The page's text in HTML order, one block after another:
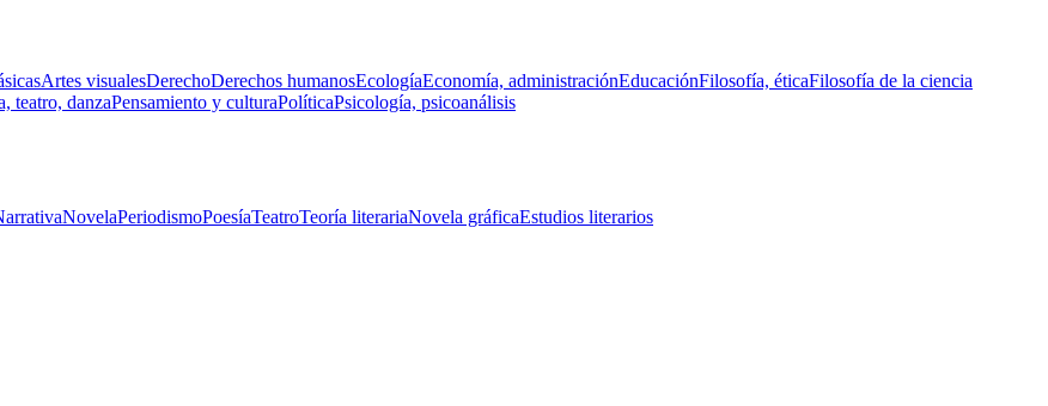
Artes visualesDerechoDerechos humanosEcologíaEconomía, administraciónEducaciónFilosofía, éticaFilosofía de la ciencia
teatro, danzaPensamiento y culturaPolíticaPsicología, psicoanálisis
NovelaPeriodismoPoesíaTeatroTeoría literariaNovela gráficaEstudios literarios